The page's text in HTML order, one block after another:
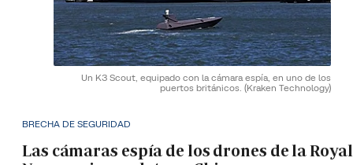
Un K3 Scout, equipado con la cámara espía, en uno de los
puertos británicos. (Kraken Technology)
BRECHA DE SEGURIDAD
Las cámaras espía de los drones de la Royal